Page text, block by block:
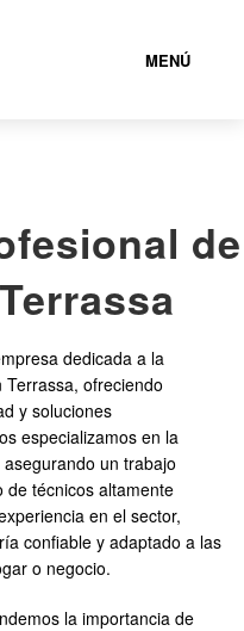
MENÚ
de
dedicada a la
ofreciendo
y soluciones
especializamos en la
un trabajo
de técnicos altamente
en el sector,
confiable y adaptado a las
o negocio.
la importancia de